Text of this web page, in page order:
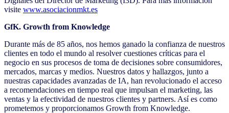
visite www.asociacionmkt.es
GfK. Growth from Knowledge
Durante más de 85 años, nos hemos ganado la confianza de nuestros
clientes en todo el mundo al resolver cuestiones críticas para el
negocio en sus procesos de toma de decisiones sobre consumidores,
mercados, marcas y medios. Nuestros datos y hallazgos, junto a
nuestras capacidades avanzadas de IA, han revolucionado el acceso
a recomendaciones en tiempo real que impulsan el marketing, las
ventas y la efectividad de nuestros clientes y partners. Así es como
prometemos y proporcionamos Growth from Knowledge.